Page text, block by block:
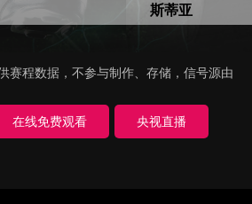
斯蒂亚
赛程数据，不参与制作、存储，信号源由
在线免费观看 央视直播